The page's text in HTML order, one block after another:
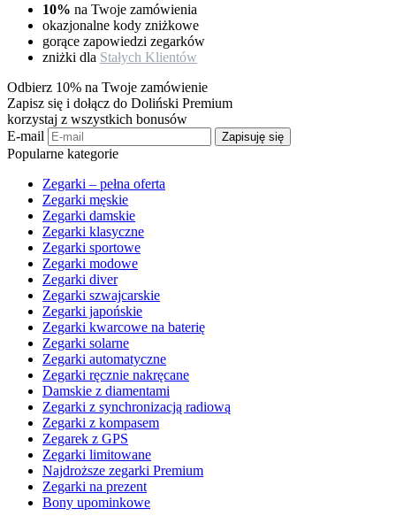
10% na Twoje zamówienia
okazjonalne kody zniżkowe
gorące zapowiedzi zegarków
zniżki dla Stałych Klientów
Odbierz 10% na Twoje zamówienie
Zapisz się i dołącz do Doliński Premium
korzystaj z wszystkich bonusów
E-mail
Zapisuję się
Popularne kategorie
Zegarki – pełna oferta
Zegarki męskie
Zegarki damskie
Zegarki klasyczne
Zegarki sportowe
Zegarki modowe
Zegarki diver
Zegarki szwajcarskie
Zegarki japońskie
Zegarki kwarcowe na baterię
Zegarki solarne
Zegarki automatyczne
Zegarki ręcznie nakręcane
Damskie z diamentami
Zegarki z synchronizacją radiową
Zegarki z kompasem
Zegarek z GPS
Zegarki limitowane
Najdroższe zegarki Premium
Zegarki na prezent
Bony upominkowe